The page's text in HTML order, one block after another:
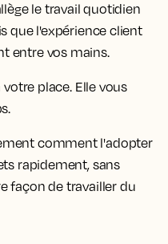
le travail quotidien
que l'expérience client
entre vos mains.
place. Elle vous
comment l'adopter
rapidement, sans
façon de travailler du